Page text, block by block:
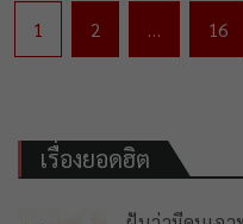
Posts
navigation
1 2 … 16
เรื่องยอดฮิต